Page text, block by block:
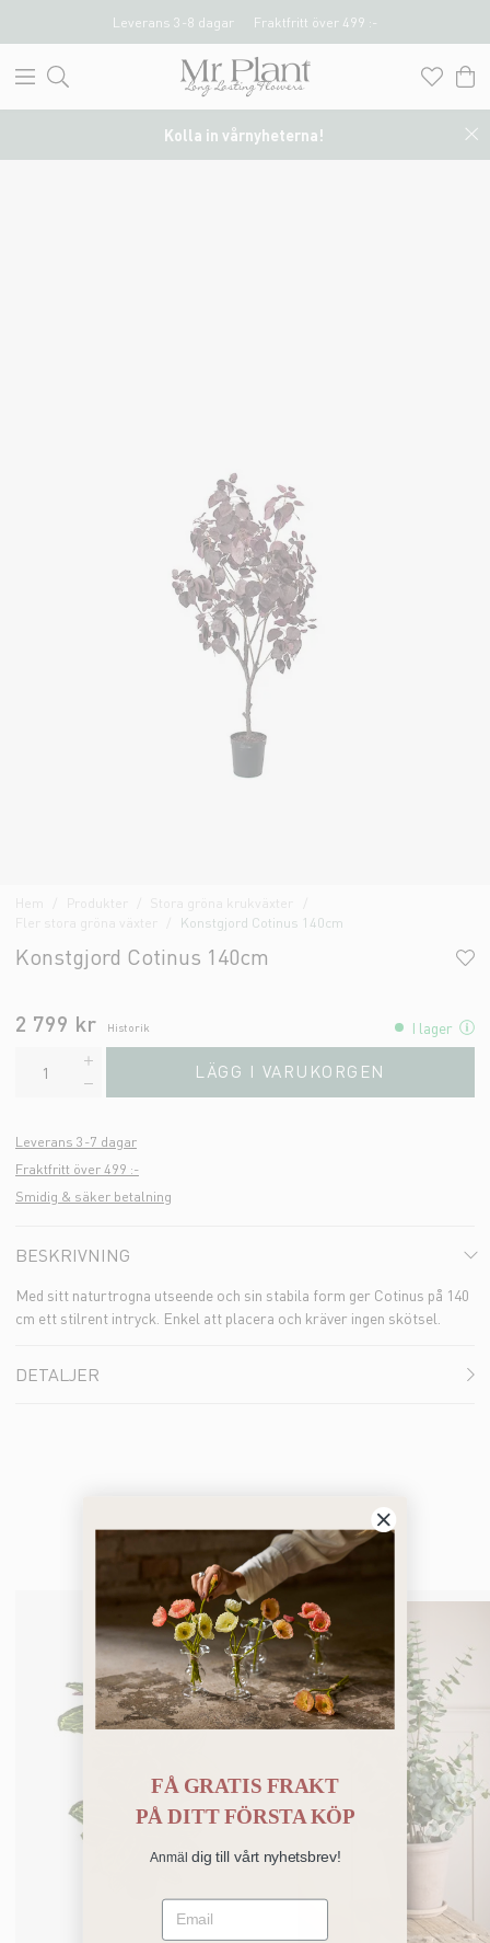
Leverans 3-8 dagar Fraktfritt över 499 :-
Kolla in vårnyheterna!
Hem Produkter
Stora gröna krukväxter
Fler stora gröna växter
Konstgjord Cotinus 140cm
Konstgjord Cotinus 140cm
2 799 kr Historik I lager
LÄGG I VARUKORGEN
Leverans 3-7 dagar
Fraktfritt över 499 :-
Smidig & säker betalning
BESKRIVNING
Med sitt naturtrogna utseende och sin stabila form ger Cotinus på 140
cm ett stilrent intryck. Enkel att placera och kräver ingen skötsel.
DETALJER
Bästsäljare
FÅ GRATIS FRAKT
PÅDITT FÖRSTA KÖP
Anmäl dig till vårt nyhetsbrev!
Email